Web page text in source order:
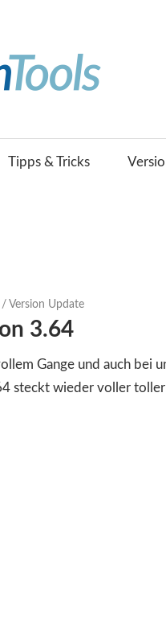
Tipps & Tricks
/ Version Update
3.64
Gange und auch bei
steckt wieder voller